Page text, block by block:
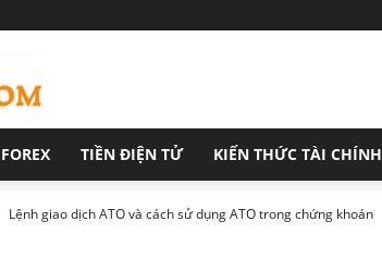
FOREX TIỀN ĐIỆN TỬ KIẾN THỨC TÀI CHÍNH
Lệnh giao dịch ATO và cách sử dụng ATO trong chứng khoán